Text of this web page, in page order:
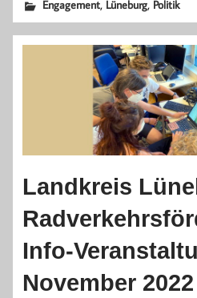
Engagement, Lüneburg, Politik
Landkreis
Info-
November 2022